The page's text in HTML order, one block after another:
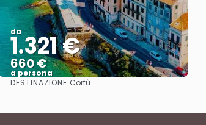
da
1.321 €
660 €
a persona
Vedere
DESTINAZIONE:Corfù